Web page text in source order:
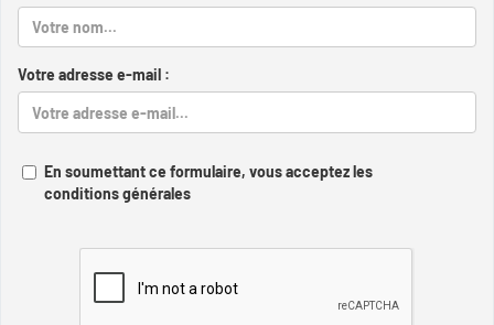
Votre adresse e-mail :
En soumettant ce formulaire, vous acceptez les
conditions générales